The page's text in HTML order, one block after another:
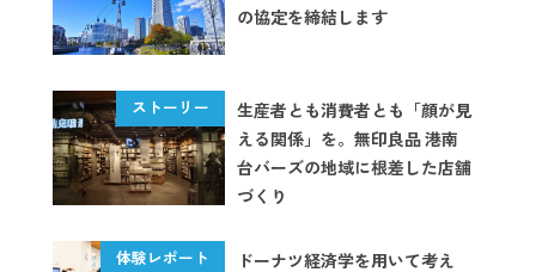
の協定を締結します
生産者とも消費者とも「顔が見
える関係」を。無印良品 港南
台バーズの地域に根差した店舗
づくり
ドーナツ経済学を用いて考え